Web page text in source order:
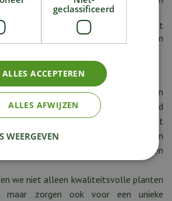
en hebt een goede kennis van het
Engels is een pluspunt, maar geen
Flexi-job in een gezellige en
Het takenpakket varieert van weekend
je je hier nooit zal vervelen. Je komt
met een gemotiveerd team en
bij te leren over alles wat met huis en
we niet alleen kwaliteitsvolle planten
maar zorgen ook voor een unieke
geclassificeerd
ALLES ACCEPTEREN
ALLES AFWIJZEN
WEERGEVEN